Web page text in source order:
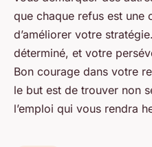
que chaque refus est une
d’améliorer votre
déterminé, et votre
Bon courage dans votre
le but est de trouver non
l’emploi qui vous rendra